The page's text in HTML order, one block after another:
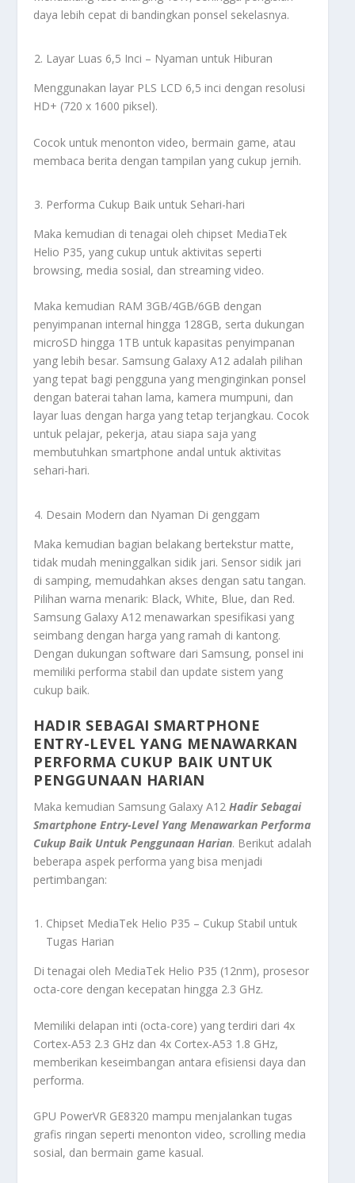
daya lebih cepat di bandingkan ponsel sekelasnya.
Layar Luas 6,5 Inci – Nyaman untuk Hiburan
Menggunakan layar PLS LCD 6,5 inci dengan resolusi
HD+ (720 x 1600 piksel).
Cocok untuk menonton video, bermain game, atau
membaca berita dengan tampilan yang cukup jernih.
Performa Cukup Baik untuk Sehari-hari
Maka kemudian di tenagai oleh chipset MediaTek
Helio P35, yang cukup untuk aktivitas seperti
browsing, media sosial, dan streaming video.
Maka kemudian RAM 3GB/4GB/6GB dengan
penyimpanan internal hingga 128GB, serta dukungan
microSD hingga 1TB untuk kapasitas penyimpanan
yang lebih besar. Samsung Galaxy A12 adalah pilihan
yang tepat bagi pengguna yang menginginkan ponsel
dengan baterai tahan lama, kamera mumpuni, dan
layar luas dengan harga yang tetap terjangkau. Cocok
untuk pelajar, pekerja, atau siapa saja yang
membutuhkan smartphone andal untuk aktivitas
sehari-hari.
Desain Modern dan Nyaman Di genggam
Maka kemudian bagian belakang bertekstur matte,
tidak mudah meninggalkan sidik jari. Sensor sidik jari
di samping, memudahkan akses dengan satu tangan.
Pilihan warna menarik: Black, White, Blue, dan Red.
Samsung Galaxy A12 menawarkan spesifikasi yang
seimbang dengan harga yang ramah di kantong.
Dengan dukungan software dari Samsung, ponsel ini
memiliki performa stabil dan update sistem yang
cukup baik.
HADIR SEBAGAI SMARTPHONE
ENTRY-LEVEL YANG MENAWARKAN
PERFORMA CUKUP BAIK UNTUK
PENGGUNAAN HARIAN
Maka kemudian Samsung Galaxy A12Hadir Sebagai
Smartphone Entry-Level Yang Menawarkan Performa
Cukup Baik Untuk Penggunaan Harian. Berikut adalah
beberapa aspek performa yang bisa menjadi
pertimbangan:
Chipset MediaTek Helio P35 – Cukup Stabil untuk
Tugas Harian
Di tenagai oleh MediaTek Helio P35 (12nm), prosesor
octa-core dengan kecepatan hingga 2.3 GHz.
Memiliki delapan inti (octa-core) yang terdiri dari 4x
Cortex-A53 2.3 GHz dan 4x Cortex-A53 1.8 GHz,
memberikan keseimbangan antara efisiensi daya dan
performa.
GPU PowerVR GE8320 mampu menjalankan tugas
grafis ringan seperti menonton video, scrolling media
sosial, dan bermain game kasual.